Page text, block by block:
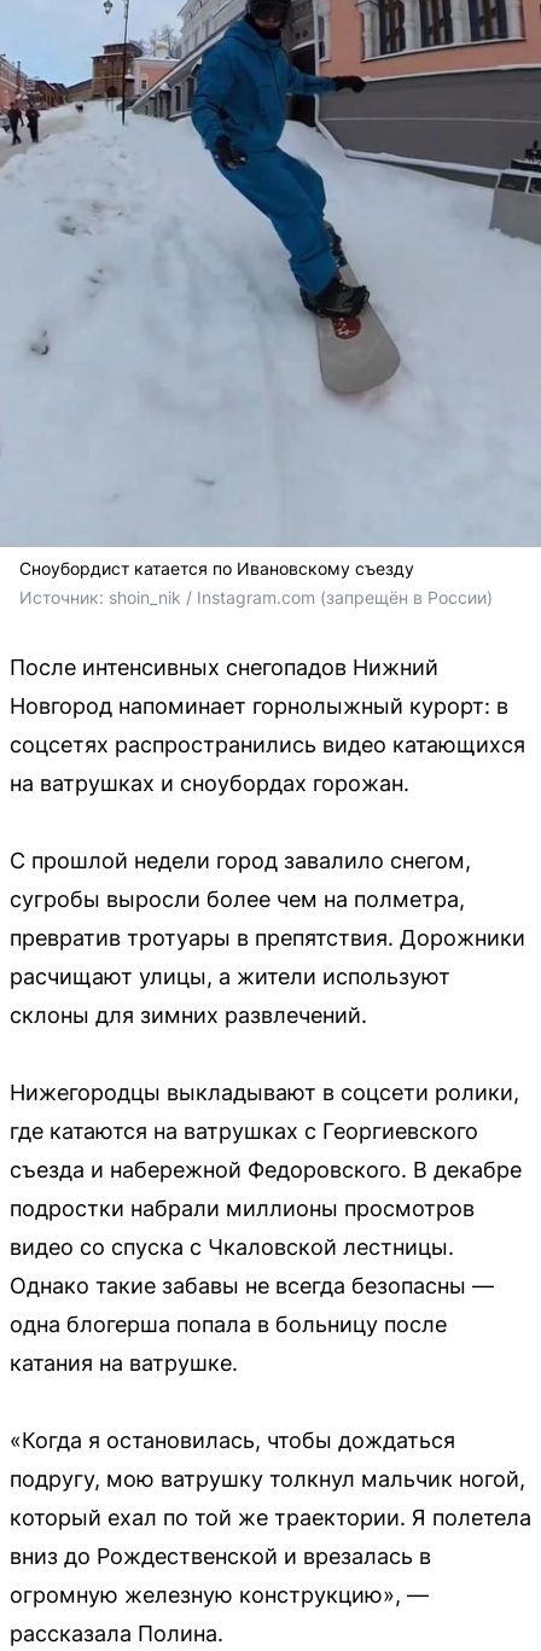
Сноубордист катается по Ивановскому съезду
Источник: shoin_nik / Instagram.com (запрещён в России)
После интенсивных снегопадов Нижний
Новгород напоминает горнолыжный курорт: в
соцсетях распространились видео катающихся
на ватрушках и сноубордах горожан.
С прошлой недели город завалило снегом,
сугробы выросли более чем на полметра,
превратив тротуары в препятствия. Дорожники
расчищают улицы, а жители используют
склоны для зимних развлечений.
Нижегородцы выкладывают в соцсети ролики,
где катаются на ватрушках с Георгиевского
съезда и набережной Федоровского. В декабре
подростки набрали миллионы просмотров
видео со спуска с Чкаловской лестницы.
Однако такие забавы не всегда безопасны —
одна блогерша попала в больницу после
катания на ватрушке.
«Когда я остановилась, чтобы дождаться
подругу, мою ватрушку толкнул мальчик ногой,
который ехал по той же траектории. Я полетела
вниз до Рождественской и врезалась в
огромную железную конструкцию», —
рассказала Полина.